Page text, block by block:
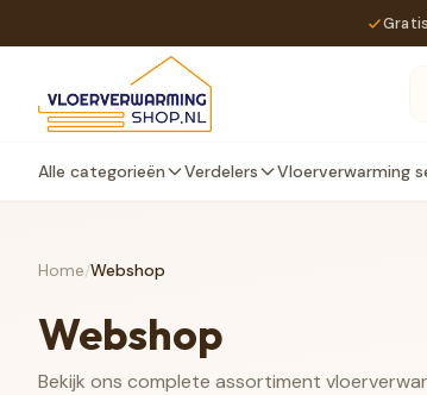
Alle categorieën Verdelers Vloerverwarming
Home/Webshop
Webshop
Bekijk ons complete assortiment